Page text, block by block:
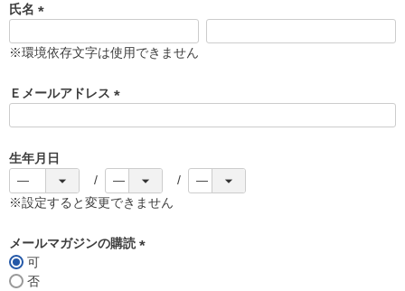
氏名
必
)
※環境依存文字は使用できません
Ｅメールアドレス
)
生年月日
※設定すると変更できません
メールマガジンの購読
可
否